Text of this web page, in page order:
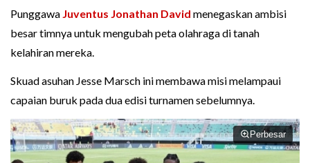
Punggawa Juventus Jonathan David menegaskan ambisi
besar timnya untuk mengubah peta olahraga di tanah
kelahiran mereka.
Skuad asuhan Jesse Marsch ini membawa misi melampaui
capaian buruk pada dua edisi turnamen sebelumnya.
Perbesar